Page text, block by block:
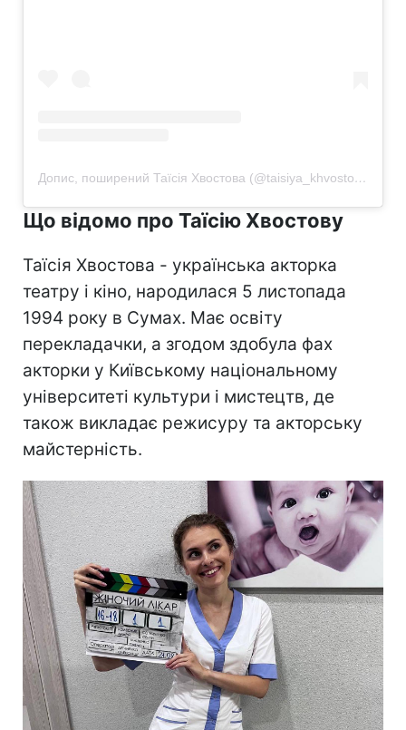
Допис, поширений Таїсія Хвостова (@taisiya_khvostova)
Що відомо про Таїсію Хвостову
Таїсія Хвостова - українська акторка
театру і кіно, народилася 5 листопада
1994 року в Сумах. Має освіту
перекладачки, а згодом здобула фах
акторки у Київському національному
університеті культури і мистецтв, де
також викладає режисуру та акторську
майстерність.